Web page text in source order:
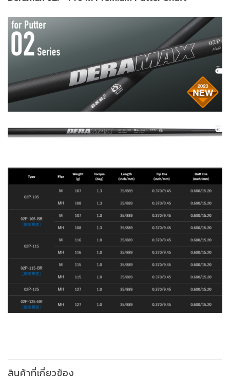
สินค้าที่เกี่ยวข้อง